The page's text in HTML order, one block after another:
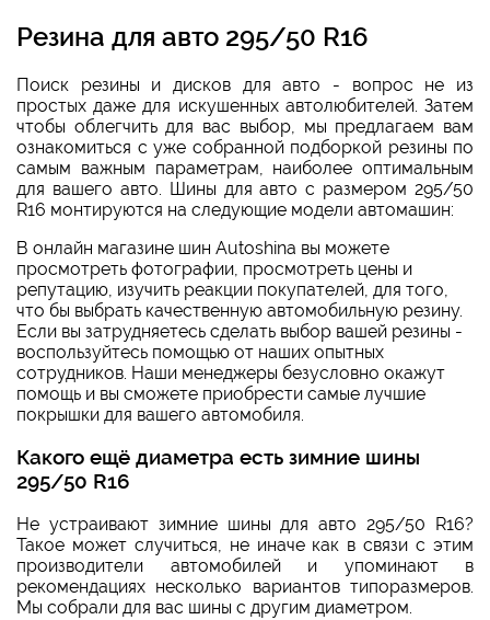
Резина для авто 295/50 R16
Поиск резины и дисков для авто - вопрос не из
простых даже для искушенных автолюбителей. Затем
чтобы облегчить для вас выбор, мы предлагаем вам
ознакомиться с уже собранной подборкой резины по
самым важным параметрам, наиболее оптимальным
для вашего авто. Шины для авто с размером 295/50
R16 монтируются на следующие модели автомашин:
В онлайн магазине шин Autoshina вы можете
просмотреть фотографии, просмотреть цены и
репутацию, изучить реакции покупателей, для того,
что бы выбрать качественную автомобильную резину.
Если вы затрудняетесь сделать выбор вашей резины -
воспользуйтесь помощью от наших опытных
сотрудников. Наши менеджеры безусловно окажут
помощь и вы сможете приобрести самые лучшие
покрышки для вашего автомобиля.
Какого ещё диаметра есть зимние шины
295/50 R16
Не устраивают зимние шины для авто 295/50 R16?
Такое может случиться, не иначе как в связи с этим
производители автомобилей и упоминают в
рекомендациях несколько вариантов типоразмеров.
Мы собрали для вас шины с другим диаметром.